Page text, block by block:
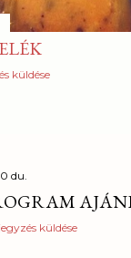
küldése
du.
küldése